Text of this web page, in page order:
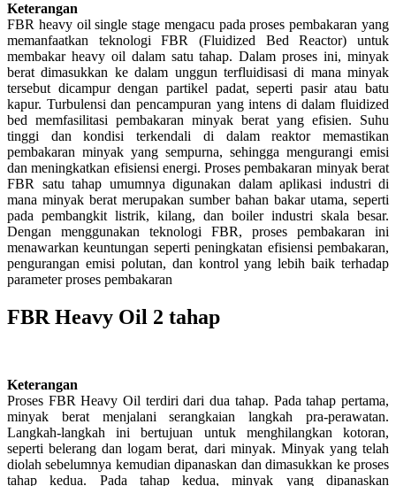
Keterangan
FBR heavy oil single stage mengacu pada proses pembakaran yang
memanfaatkan teknologi FBR (Fluidized Bed Reactor) untuk
membakar heavy oil dalam satu tahap. Dalam proses ini, minyak
berat dimasukkan ke dalam unggun terfluidisasi di mana minyak
tersebut dicampur dengan partikel padat, seperti pasir atau batu
kapur. Turbulensi dan pencampuran yang intens di dalam fluidized
bed memfasilitasi pembakaran minyak berat yang efisien. Suhu
tinggi dan kondisi terkendali di dalam reaktor memastikan
pembakaran minyak yang sempurna, sehingga mengurangi emisi
dan meningkatkan efisiensi energi. Proses pembakaran minyak berat
FBR satu tahap umumnya digunakan dalam aplikasi industri di
mana minyak berat merupakan sumber bahan bakar utama, seperti
pada pembangkit listrik, kilang, dan boiler industri skala besar.
Dengan menggunakan teknologi FBR, proses pembakaran ini
menawarkan keuntungan seperti peningkatan efisiensi pembakaran,
pengurangan emisi polutan, dan kontrol yang lebih baik terhadap
parameter proses pembakaran
FBR Heavy Oil 2 tahap
Keterangan
Proses FBR Heavy Oil terdiri dari dua tahap. Pada tahap pertama,
minyak berat menjalani serangkaian langkah pra-perawatan.
Langkah-langkah ini bertujuan untuk menghilangkan kotoran,
seperti belerang dan logam berat, dari minyak. Minyak yang telah
diolah sebelumnya kemudian dipanaskan dan dimasukkan ke proses
tahap kedua. Pada tahap kedua, minyak yang dipanaskan